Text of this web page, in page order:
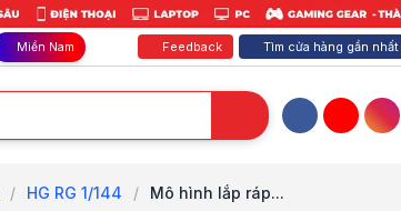
Miền Nam Feedback Tìm cửa hàng gần nhất
FacebookYouTube
/ HG RG 1/144 / Mô hình lắp ráp...